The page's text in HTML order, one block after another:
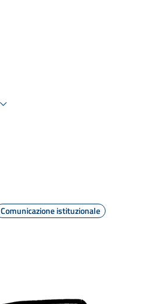
Comunicazione istituzionale